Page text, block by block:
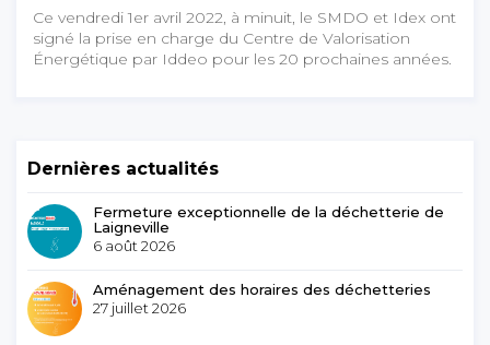
Ce vendredi 1er avril 2022, à minuit, le SMDO et Idex ont
signé la prise en charge du Centre de Valorisation
Énergétique par Iddeo pour les 20 prochaines années.
Dernières actualités
Fermeture exceptionnelle de la déchetterie de
Laigneville
6 août 2026
Aménagement des horaires des déchetteries
27 juillet 2026